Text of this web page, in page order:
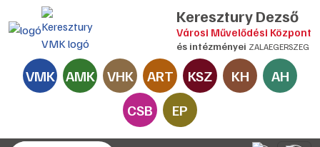
Keresztury Dezső
Városi Művelődési Központ
és intézményei ZALAEGERSZEG
VMK AMK VHK ART KSZ KH
AH
CSB
EP